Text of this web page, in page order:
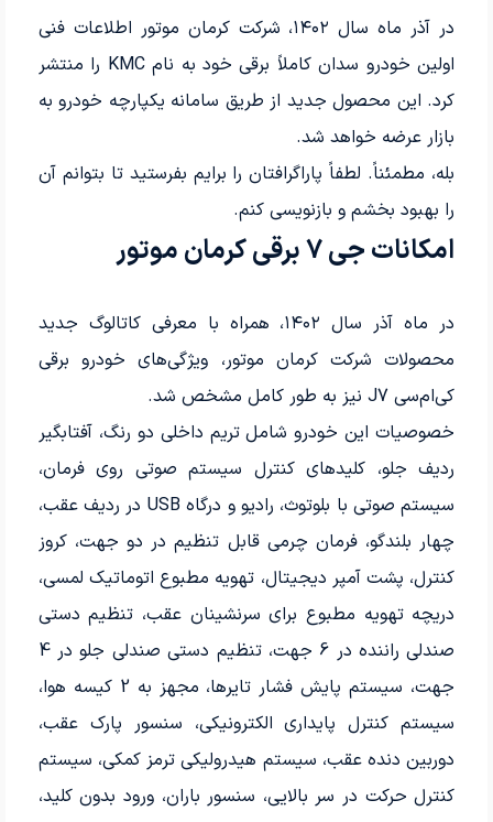
در آذر ماه سال ۱۴۰۲، شرکت کرمان موتور اطلاعات فنی
اولین خودرو سدان کاملاً برقی خود به نام KMC را منتشر
کرد. این محصول جدید از طریق سامانه یکپارچه خودرو به
بازار عرضه خواهد شد.
بله، مطمئناً. لطفاً پاراگرافتان را برایم بفرستید تا بتوانم آن
را بهبود بخشم و بازنویسی کنم.
امکانات جی 7 برقی کرمان موتور
در ماه آذر سال ۱۴۰۲، همراه با معرفی کاتالوگ جدید
محصولات شرکت کرمان موتور، ویژگی‌های خودرو برقی
کی‌ام‌سی J7 نیز به طور کامل مشخص شد.
خصوصیات این خودرو شامل تریم داخلی دو رنگ، آفتابگیر
ردیف جلو، کلیدهای کنترل سیستم صوتی روی فرمان،
سیستم صوتی با بلوتوث، رادیو و درگاه USB در ردیف عقب،
چهار بلندگو، فرمان چرمی قابل تنظیم در دو جهت، کروز
کنترل، پشت آمپر دیجیتال، تهویه مطبوع اتوماتیک لمسی،
دریچه تهویه مطبوع برای سرنشینان عقب، تنظیم دستی
صندلی راننده در 6 جهت، تنظیم دستی صندلی جلو در 4
جهت، سیستم پایش فشار تایرها، مجهز به 2 کیسه هوا،
سیستم کنترل پایداری الکترونیکی، سنسور پارک عقب،
دوربین دنده عقب، سیستم هیدرولیکی ترمز کمکی، سیستم
کنترل حرکت در سر بالایی، سنسور باران، ورود بدون کلید،